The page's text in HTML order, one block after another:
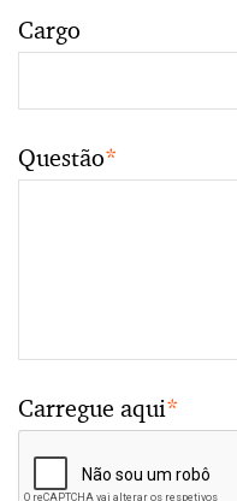
Cargo
Questão*
Carregue aqui*